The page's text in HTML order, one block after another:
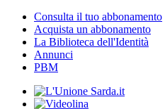
Consulta il tuo abbonamento
Acquista un abbonamento
La Biblioteca dell'Identità
Annunci
PBM